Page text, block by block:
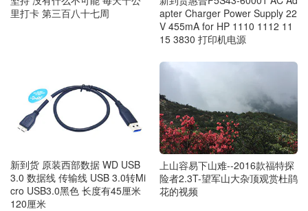
里打卡 第三百八十七周
apter Charger Power Supply 22
V 455mA for HP 1110 1112 11
15 3830 打印机电源
新到货 原装西部数据 WD USB
3.0 数据线 传输线 USB 3.0转Mi
cro USB3.0黑色 长度有45厘米
120厘米
上山容易下山难--2016款福特探
险者2.3T-望军山大杂顶观赏杜鹃
花的视频